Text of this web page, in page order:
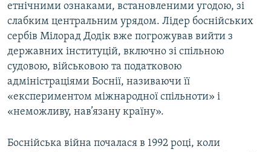
етнічними ознаками, встановленими угодою, зі
слабким центральним урядом. Лідер боснійських
сербів Мілорад Додік вже погрожував вийти з
державних інституцій, включно зі спільною
судовою, військовою та податковою
адміністраціями Боснії, називаючи її
«експериментом міжнародної спільноти» і
«неможливу, нав’язану країну».
Боснійська війна почалася в 1992 році, коли